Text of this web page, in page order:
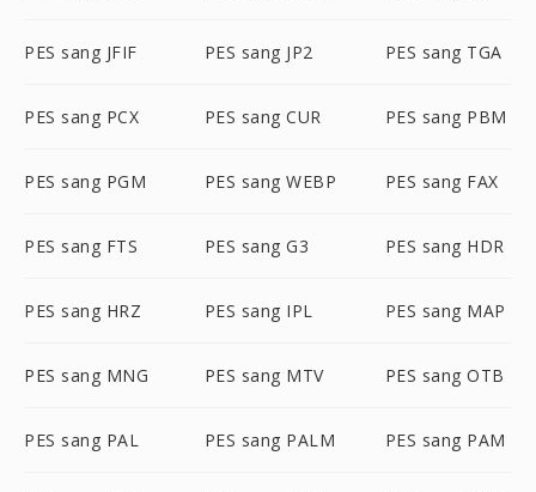
PES sang JFIF PES sang JP2 PES sang TGA
PES sang PCX PES sang CUR PES sang PBM
PES sang PGM PES sang WEBP PES sang FAX
PES sang FTS PES sang G3 PES sang HDR
PES sang HRZ PES sang IPL PES sang MAP
PES sang MNG PES sang MTV PES sang OTB
PES sang PAL PES sang PALM PES sang PAM